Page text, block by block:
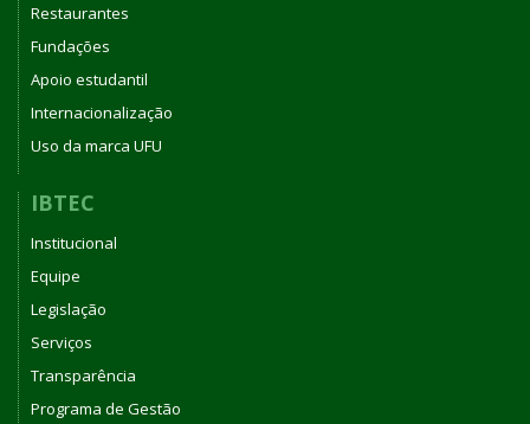
Restaurantes
Fundações
Apoio estudantil
Internacionalização
Uso da marca UFU
IBTEC
Institucional
Equipe
Legislação
Serviços
Transparência
Programa de Gestão